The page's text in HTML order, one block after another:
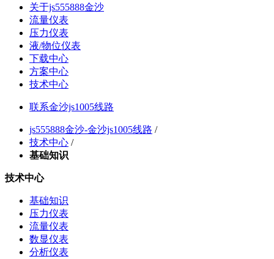
关于js555888金沙
流量仪表
压力仪表
液/物位仪表
下载中心
方案中心
技术中心
联系金沙js1005线路
js555888金沙-金沙js1005线路 /
技术中心 /
基础知识
技术中心
基础知识
压力仪表
流量仪表
数显仪表
分析仪表